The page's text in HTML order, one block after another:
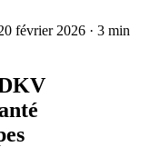
février 2026 · 3 min